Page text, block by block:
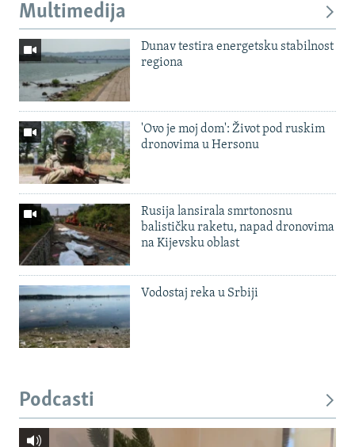
Multimedija
Dunav testira energetsku stabilnost
regiona
'Ovo je moj dom': Život pod ruskim
dronovima u Hersonu
Rusija lansirala smrtonosnu
balističku raketu, napad dronovima
na Kijevsku oblast
Vodostaj reka u Srbiji
Podcasti